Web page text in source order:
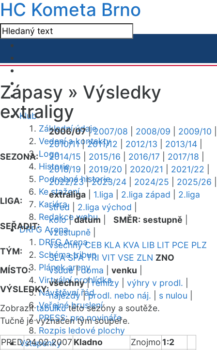
HC Kometa Brno
Klub
Základní údaje
Vedení a kontakty
Logo
Historie
Podrobná historie
Ke stažení
Kariéra
Redakce webu
DRFG Arena
DRFG Arena
Schéma tribun
Plánek areny
Virtuální prohlídka
Návštěvní řád
Veřejné bruslení
PRESS: pro novináře
Rozpis ledové plochy
Vstupenky
Zápasy » Výsledky
extraligy
SEZONA:
2006/07|2007/08 2008/09 2009/10
2010/11|2011/12 2012/13 2013/14
2014/15
2015/16 2016/17 2017/18
2018/19
2019/20 2020/21 2021/22
2022/23|2023/24 2024/25 2025/26
LIGA:
extraliga 1.liga 2.liga západ
2.liga
střed
2.liga východ
SEŘADIT:
kolo|datum SMĚR: sestupně
vzestupně
TÝM:
všechny CEB KLA KVA LIB LIT PCE PLZ
SLA SPA TRI VIT VSE ZLN ZNO
MÍSTO:
všude|doma venku
VÝSLEDKY:
všechny|remízy výhry v prodl.
nájezdy|prodl. nebo náj. s nulou
Zobrazittabulkutéto sezóny a soutěže.
Tučně je vyznačen tým soupeře.
PRED 24.02.2007 Kladno Znojmo 1:2